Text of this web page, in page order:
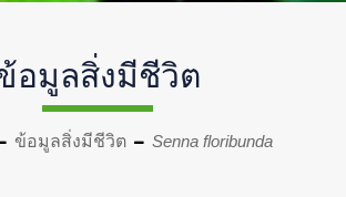
อมูลสิ่งมีชีวิต
ข้อมูลสิ่งมีชีวิต Senna floribunda